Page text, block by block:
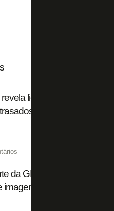
ligação de presidente
e afirma: ‘Há
da GDA, Botafogo separa
imagem de alguns atletas